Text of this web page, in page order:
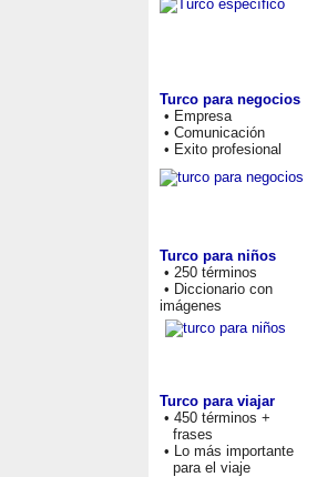
Turco para negocios
• Empresa
• Comunicación
• Exito profesional
Turco para niños
• 250 términos
• Diccionario con
imágenes
Turco para viajar
• 450 términos +
frases
• Lo más importante
para el viaje